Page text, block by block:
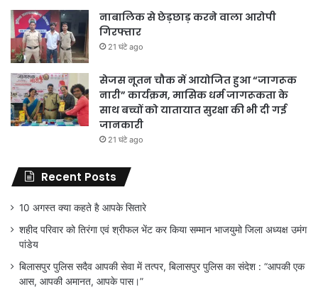
नाबालिक से छेड़छाड़ करने वाला आरोपी
गिरफ्तार
21 घंटे ago
सेजस नूतन चौक में आयोजित हुआ “जागरूक
नारी” कार्यक्रम, मासिक धर्म जागरूकता के
साथ बच्चों को यातायात सुरक्षा की भी दी गई
जानकारी
21 घंटे ago
Recent Posts
10 अगस्त क्या कहते है आपके सितारे
शहीद परिवार को तिरंगा एवं श्रीफल भेंट कर किया सम्मान भाजयुमो जिला अध्यक्ष उमंग
पांडेय
बिलासपुर पुलिस सदैव आपकी सेवा में तत्पर, बिलासपुर पुलिस का संदेश : “आपकी एक
आस, आपकी अमानत, आपके पास।”